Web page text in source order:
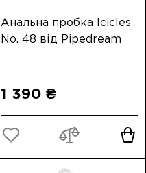
Анальна пробка Icicles
No. 48 від Pipedream
1 390 ₴